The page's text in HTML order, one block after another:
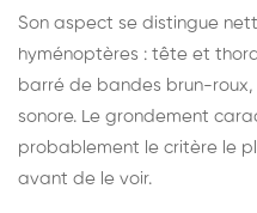
Son aspect se distingue
hyménoptères : tête et
barré de bandes brun-
sonore. Le grondement
probablement le critère le
avant de le voir.